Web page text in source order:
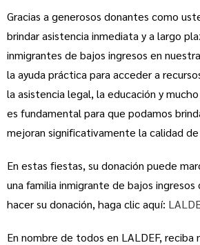
Gracias a generosos donantes como
brindar asistencia inmediata y a largo
inmigrantes de bajos ingresos en
la ayuda práctica para acceder a
la asistencia legal, la educación y
es fundamental para que podamos
mejoran significativamente la calidad de
En estas fiestas, su donación puede
una familia inmigrante de bajos
hacer su donación, haga clic aquí:
En nombre de todos en LALDEF, reciba